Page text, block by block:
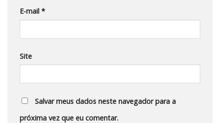
E-mail *
Site
Salvar meus dados neste navegador para a
próxima vez que eu comentar.